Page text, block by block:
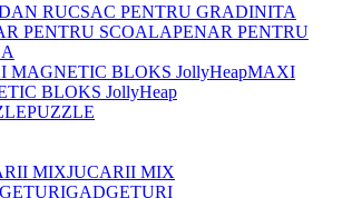
RUCSAC PENTRU GRADINITA
PENAR PENTRU
MAXI
BLOKS JollyHeap
PUZZLE
JUCARII MIX
GADGETURI